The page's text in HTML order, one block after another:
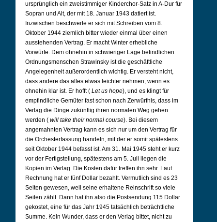
ursprünglich ein zweistimmiger Kinderchor-Satz in A-Dur für
Sopran und Alt, der mit 18. Januar 1943 datiert ist.
Inzwischen beschwerte er sich mit Schreiben vom 8.
Oktober 1944 ziemlich bitter wieder einmal über einen
ausstehenden Vertrag. Er macht Winter erhebliche
Vorwürfe. Dem ohnehin in schwieriger Lage befindlichen
Ordnungsmenschen Strawinsky ist die geschäftliche
Angelegenheit außerordentlich wichtig. Er versteht nicht,
dass andere das alles etwas leichter nehmen, wenn es
ohnehin klar ist. Er hofft ( Let us hope), und es klingt für
empfindliche Gemüter fast schon nach Zerwürfnis, dass im
Verlag die Dinge zukünftig ihren normalen Weg gehen
werden ( will take their normal course). Bei diesem
angemahnten Vertrag kann es sich nur um den Vertrag für
die Orchesterfassung handeln, mit der er somit spätestens
seit Oktober 1944 befasst ist. Am 31. Mai 1945 steht er kurz
vor der Fertigstellung, spätestens am 5. Juli liegen die
Kopien im Verlag. Die Kosten dafür treffen ihn sehr. Laut
Rechnung hat er fünf Dollar bezahlt. Vermutlich sind es 23
Seiten gewesen, weil seine erhaltene Reinschrift so viele
Seiten zählt. Dann hat ihn also die Postsendung 115 Dollar
gekostet, eine für das Jahr 1945 tatsächlich beträchtliche
Summe. Kein Wunder, dass er den Verlag bittet, nicht zu